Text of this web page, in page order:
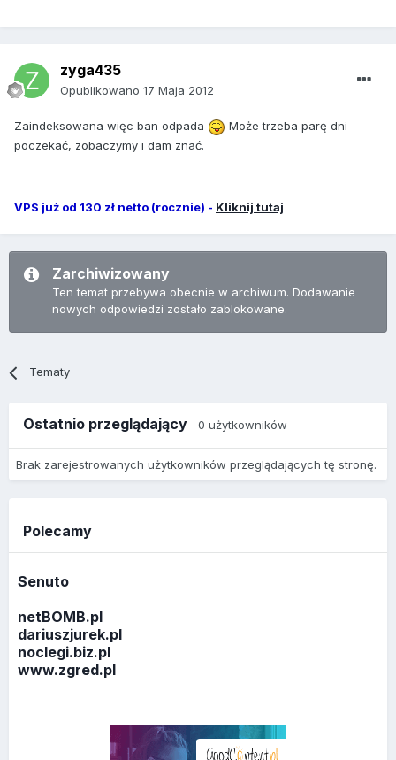
zyga435
Opublikowano 17 Maja 2012
Zaindeksowana więc ban odpada
Może trzeba parę dni
poczekać, zobaczymy i dam znać.
VPS już od 130 zł netto (rocznie) - Kliknij tutaj
Zarchiwizowany
Ten temat przebywa obecnie w archiwum. Dodawanie
nowych odpowiedzi zostało zablokowane.
Tematy
Ostatnio przeglądający 0 użytkowników
Brak zarejestrowanych użytkowników przeglądających tę stronę.
Polecamy
Senuto
netBOMB.pl
dariuszjurek.pl
noclegi.biz.pl
www.zgred.pl